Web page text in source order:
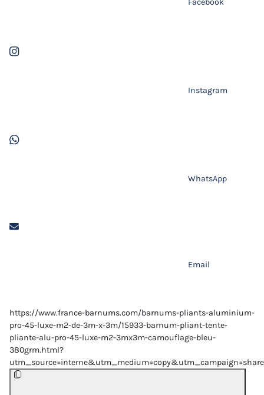
Instagram
WhatsApp
Email
https://www.france-barnums.com/barnums-pliants-aluminium-
pro-45-luxe-m2-de-3m-x-3m/15933-barnum-pliant-tente-
pliante-alu-pro-45-luxe-m2-3mx3m-camouflage-bleu-
380grm.html?